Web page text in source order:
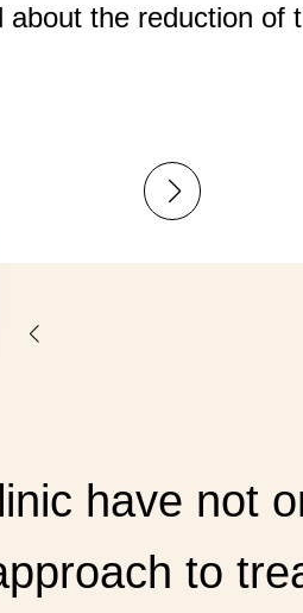
about the reduction of
:
Georgina
have not
to